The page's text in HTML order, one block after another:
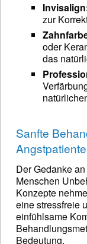
zur
oder
das
Sanfte
Der Gedanke
Menschen
Konzepte
eine stressfreie
einfühlsame
Bedeutung.